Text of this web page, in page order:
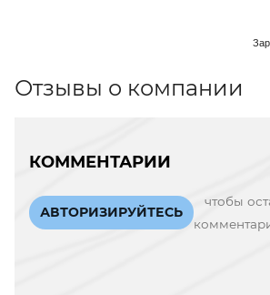
Отзывы о компании
КОММЕНТАРИИ
АВТОРИЗИРУЙТЕСЬ
чтобы